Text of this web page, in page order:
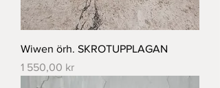
Wiwen örh. SKROTUPPLAGAN
Pris
1 550,00 kr